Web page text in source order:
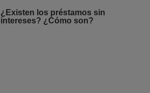
¿Existen los préstamos sin
intereses? ¿Cómo son?